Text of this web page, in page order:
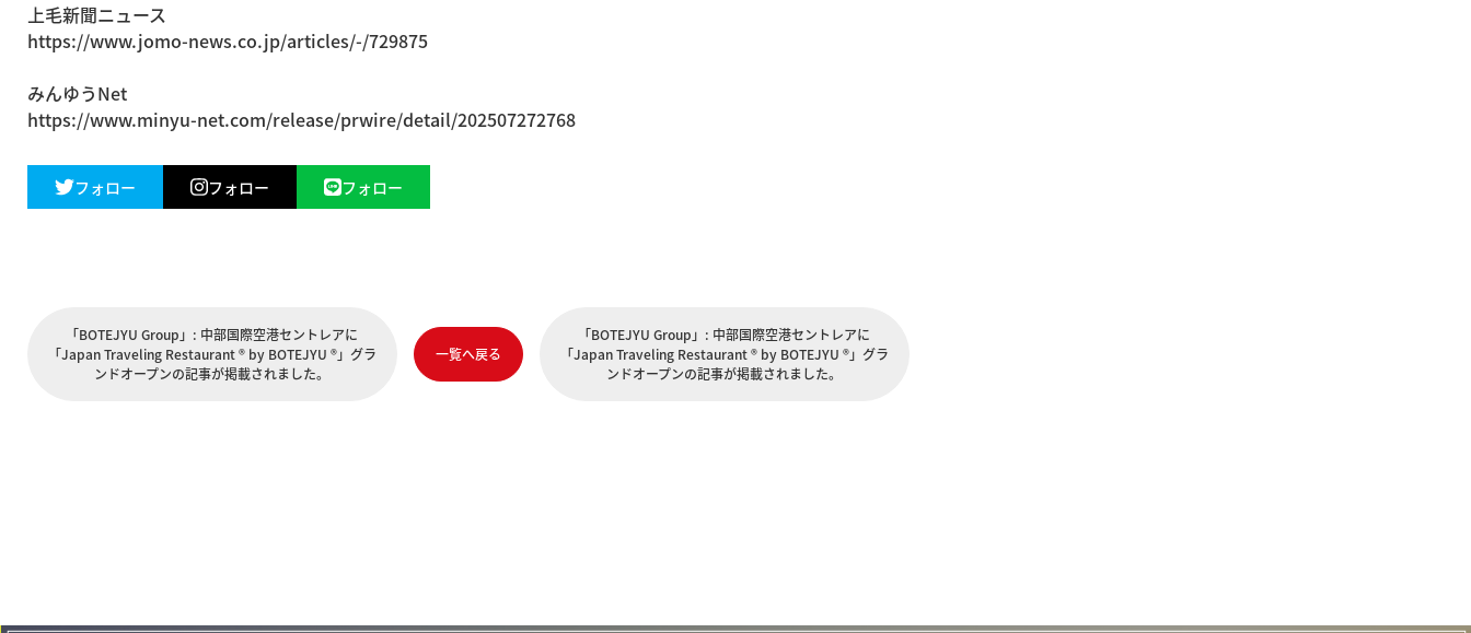
上毛新聞ニュース
https://www.jomo-news.co.jp/articles/-/729875
みんゆうNet
https://www.minyu-net.com/release/prwire/detail/202507272768
フォロー フォロー フォロー
「BOTEJYU Group」: 中部国際空港セントレアに
「Japan Traveling Restaurant ® by BOTEJYU ®」グラ
ンドオープンの記事が掲載されました。
一覧へ戻る
「BOTEJYU Group」: 中部国際空港セントレアに
「Japan Traveling Restaurant ® by BOTEJYU ®」グラ
ンドオープンの記事が掲載されました。